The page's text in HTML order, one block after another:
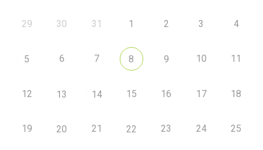
29 30 31 1 2 3 4
5 6 7 8 9 10 11
12 13 14 15 16 17 18
19 20 21 22 23 24 25